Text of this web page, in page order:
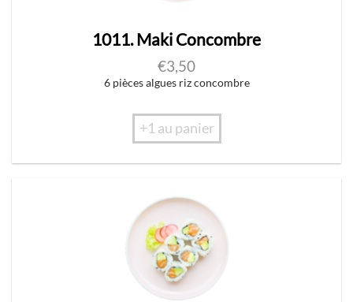
1011. Maki Concombre
€3,50
6 pièces algues riz concombre
+1 au panier